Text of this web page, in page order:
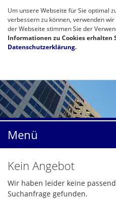
Menü
Kein Angebot
Wir haben leider keine
Suchanfrage gefunden.
Um unsere Webseite für Sie optimal
verbessern zu können, verwenden
der Webseite stimmen Sie der
Informationen zu Cookies erhalten
Datenschutzerklärung.